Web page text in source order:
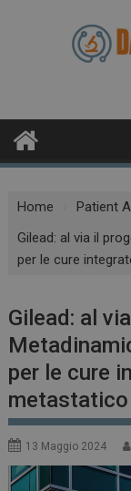
Home
Patient
Gilead: al via il
per le cure
Gilead: al
per le cure
metastatico
13 Maggio 2024